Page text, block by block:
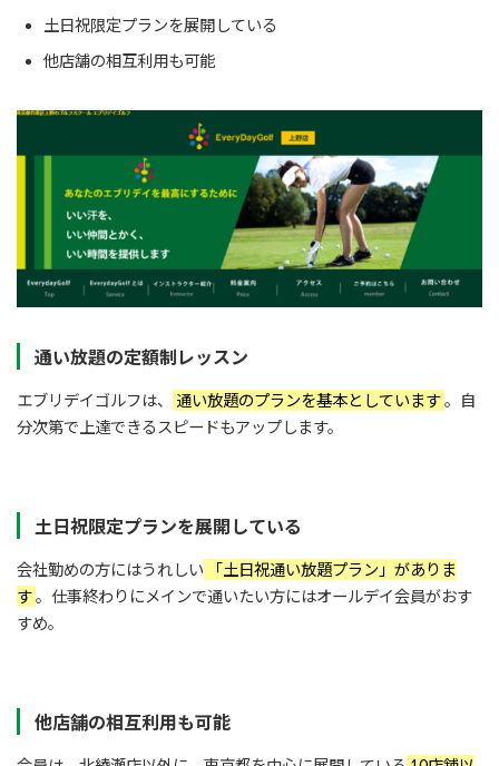
土日祝限定プランを展開している
他店舗の相互利用も可能
通い放題の定額制レッスン
エブリデイゴルフは、 通い放題のプランを基本としています。自
分次第で上達できるスピードもアップします。
土日祝限定プランを展開している
会社勤めの方にはうれしい 「土日祝通い放題プラン」がありま
す。仕事終わりにメインで通いたい方にはオールデイ会員がおす
すめ。
他店舗の相互利用も可能